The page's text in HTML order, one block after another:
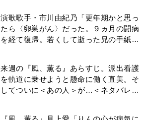
演歌歌手・市川由紀乃「更年期かと思っ
たら〈卵巣がん〉だった。９ヵ月の闘病
を経て復帰。若くして逝った兄の手紙を
来週の『風、薫る』あらすじ。派出看護
を軌道に乗せようと懸命に働く直美。そ
してついに＜あの人＞が…＜ネタバレあ